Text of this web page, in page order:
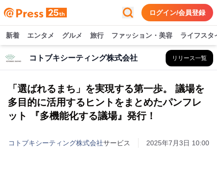
ログイン/会員登録
新着 エンタメ グルメ 旅行 ファッション・美容 ライフスタ
コトブキシーティング株式会社 リリース一覧
「選ばれるまち」を実現する第一歩。 議場を
多目的に活用するヒントをまとめたパンフレ
ット 『多機能化する議場』発行！
コトブキシーティング株式会社サービス 2025年7月3日 10:00